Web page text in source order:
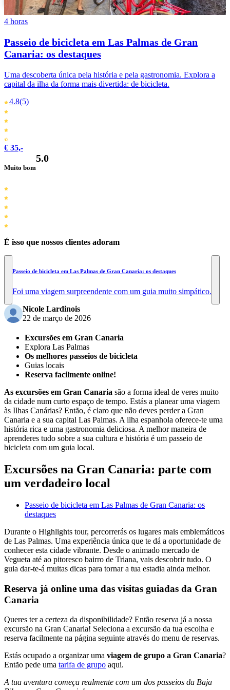
4 horas
Passeio de bicicleta em Las Palmas de Gran
Canaria: os destaques
Uma descoberta única pela história e pela gastronomia. Explora a
capital da ilha da forma mais divertida: de bicicleta.
4.8(5)
€ 35,-
Muito bom
5.0
É isso que nossos clientes adoram
Passeio de bicicleta em Las Palmas de Gran Canaria: os destaques
Foi uma viagem surpreendente com um guia muito simpático.
Nicole Lardinois
22 de março de 2026
Excursões em Gran Canaria
Explora Las Palmas
Os melhores passeios de bicicleta
Guias locais
Reserva facilmente online!
As excursões em Gran Canaria são a forma ideal de veres muito
da cidade num curto espaço de tempo. Estás a planear uma viagem
às Ilhas Canárias? Então, é claro que não deves perder a Gran
Canaria e a sua capital Las Palmas. A ilha espanhola oferece-te uma
história rica e uma gastronomia deliciosa. A melhor maneira de
aprenderes tudo sobre a sua cultura e história é um passeio de
bicicleta com um guia local.
Excursões na Gran Canaria: parte com
um verdadeiro local
Passeio de bicicleta em Las Palmas de Gran Canaria: os
destaques
Durante o Highlights tour, percorrerás os lugares mais emblemáticos
de Las Palmas. Uma experiência única que te dá a oportunidade de
conhecer esta cidade vibrante. Desde o animado mercado de
Vegueta até ao pitoresco bairro de Triana, vais descobrir tudo. O
guia dar-te-á muitas dicas para tornar a tua estadia ainda melhor.
Reserva já online uma das visitas guiadas da Gran
Canaria
Queres ter a certeza da disponibilidade? Então reserva já a nossa
excursão na Gran Canaria! Seleciona a excursão da tua escolha e
reserva facilmente na página seguinte através do menu de reservas.
Estás ocupado a organizar uma viagem de grupo a Gran Canaria?
Então pede uma tarifa de grupo aqui.
A tua aventura começa realmente com um dos passeios da Baja